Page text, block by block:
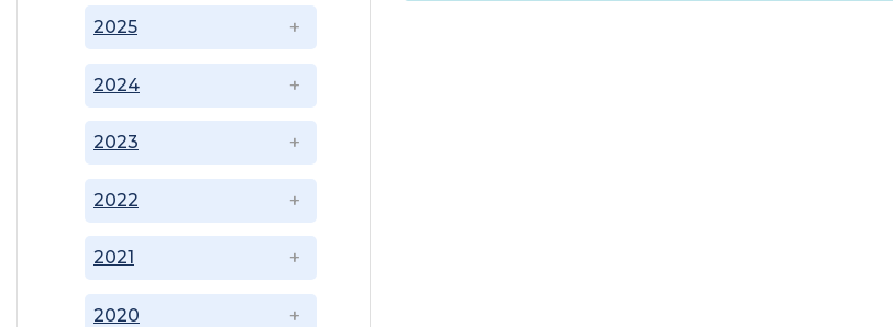
2020
2021
2022
2023
2024
2025